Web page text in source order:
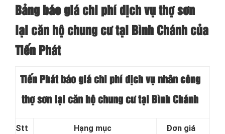
Bảng báo giá chi phí dịch vụ thợ sơn
lại căn hộ chung cư tại Bình Chánh của
Tiến Phát
Tiến Phát báo giá chi phí dịch vụ nhân công
thợ sơn lại căn hộ chung cư tại Bình Chánh
Stt Hạng mục Đơn giá